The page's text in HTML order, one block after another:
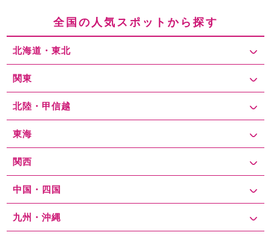
全国の人気スポットから探す
北海道・東北
関東
北陸・甲信越
東海
関西
中国・四国
九州・沖縄